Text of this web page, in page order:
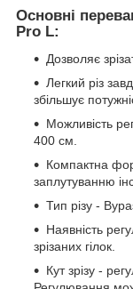
Основні
Pro L:
Дозволяє
Легкий різ
збільшує
Можливість
400 см.
Компактна
заплутуванню
Тип різу -
Наявність
зрізаних гілок.
Кут зрізу -